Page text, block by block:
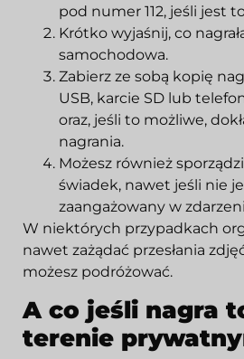
pod numer 112, jeśli jest
Krótko wyjaśnij, co
samochodowa.
Zabierz ze sobą kopię
USB, karcie SD lub
oraz, jeśli to możliwe,
nagrania.
Możesz również
świadek, nawet jeśli nie
zaangażowany w
W niektórych przypadkach
nawet zażądać przesłania
możesz podróżować.
A co jeśli nagra
terenie